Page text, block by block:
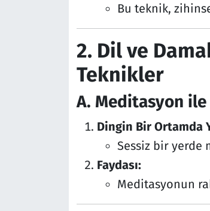
Bu teknik,
2. Dil ve
Teknikler
A. Meditasyon
Dingin Bir Ortamda
Sessiz bir yerde
Faydası:
Meditasyonun